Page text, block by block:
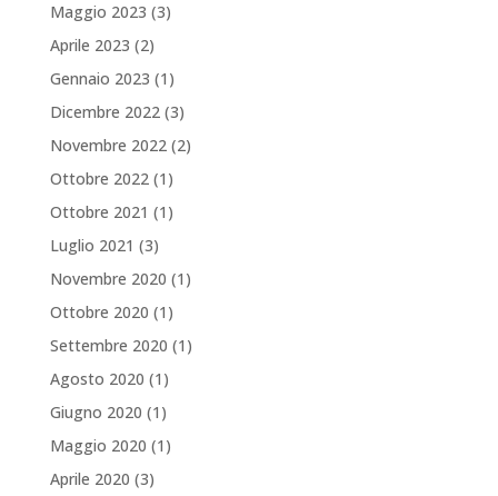
Maggio 2023 (3)
Aprile 2023 (2)
Gennaio 2023 (1)
Dicembre 2022(3)
Novembre 2022(2)
Ottobre 2022(1)
Ottobre 2021 (1)
Luglio 2021 (3)
Novembre 2020 (1)
Ottobre 2020 (1)
Settembre 2020 (1)
Agosto 2020 (1)
Giugno 2020 (1)
Maggio 2020 (1)
Aprile 2020 (3)